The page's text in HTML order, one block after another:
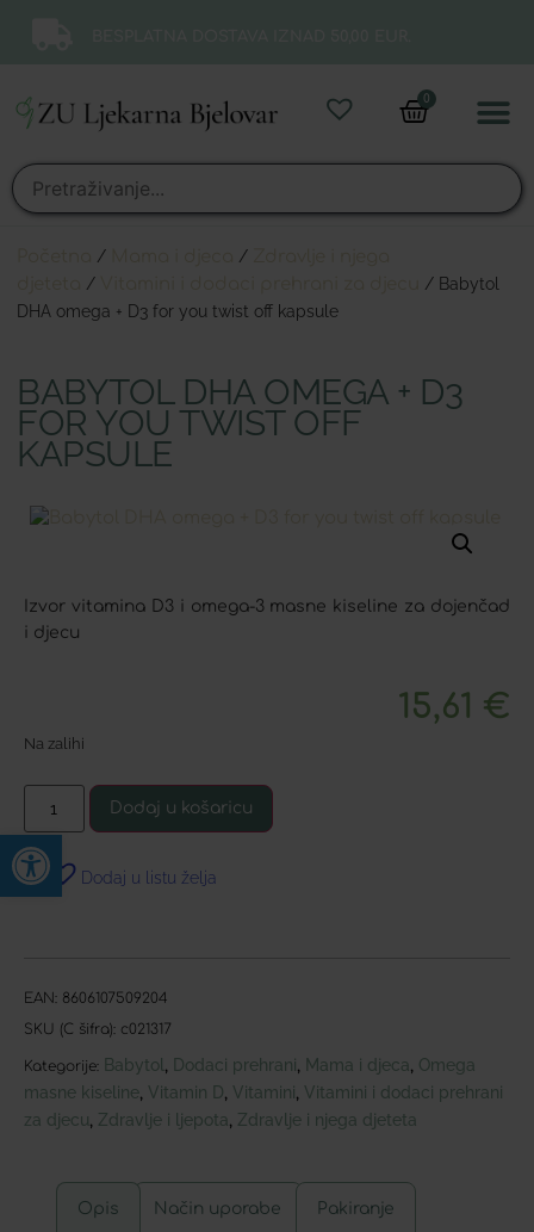
Open toolbar
0
/ /
/
/ Babytol
DHA omega + D3 for you twist off kapsule
BABYTOL DHA OMEGA + D3
FOR YOU TWIST OFF
KAPSULE
Izvor vitamina D3 i omega-3 masne kiseline za dojenčad
i djecu
15,61 €
Na zalihi
Dodaj u košaricu
Dodaj u listu želja
EAN: 8606107509204
SKU (C šifra): c021317
Kategorije: Babytol Dodaci prehrani Mama i djeca Omega
masne kiseline Vitamin D Vitamini Vitamini i dodaci prehrani
za djecu Zdravlje i ljepota Zdravlje i njega djeteta
Opis Način uporabe Pakiranje